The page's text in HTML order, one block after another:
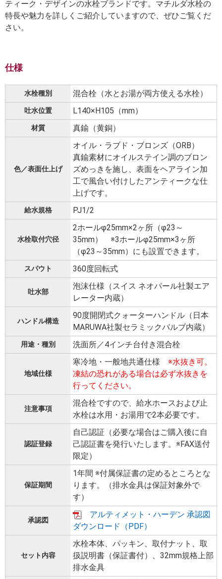
ティーク・デザインの水栓ブランドです。マチルダ水栓の
特長や魅力を詳しくご紹介していますので、ぜひご覧くだ
さい。
仕様
水栓種別 混合栓（水とお湯が両方使える水栓）
吐水位置 L140×H105（mm）
材質 真鍮（黄銅）
色／表面仕上げ
オイル・ラブド・ブロンズ（ORB）
真鍮素材にオイルステイン調のブロン
ズめっきを施し、表面をヘアライン加
工で風合い付けしたアンティークな仕
上げです。
給水規格 PJ1/2
水栓取付穴径
2ホールφ25mm×2ヶ所（φ23～
35mm） ※3ホールφ25mm×3ヶ所
（φ23～35mm）にも設置できます。
スパウト 360度回転式
吐水部
泡沫仕様（スイス ネオパール社製エア
レーター内蔵）
ハンドル構造
90度開閉式クォーターハンドル（日本
MARUWA社製セラミックバルブ内蔵）
用途・種別 洗面所／4インチ台付き混合栓
地域仕様
寒冷地・一般地共通仕様 ※水抜き可。
凍結の恐れがある場合は必ず水抜きを
行ってください。
注意事項
混合栓ですので、給水ホースおよび止
水栓は水用・お湯用で2本必要です。
認証登録
自己認証（必要な場合はご購入後に自
己認証書を発行いたします。※FAX送付
限定）
保証期間
1年間 ※付属保証書の定めるところとな
ります。（排水金具は保証対象外で
す）
承認図
アルティメット・ハーデン 承認図
ダウンロード（PDF）
セット内容
水栓本体、パッキン、取付ナット、取
扱説明書（保証書付）、32mm規格上部
排水金具